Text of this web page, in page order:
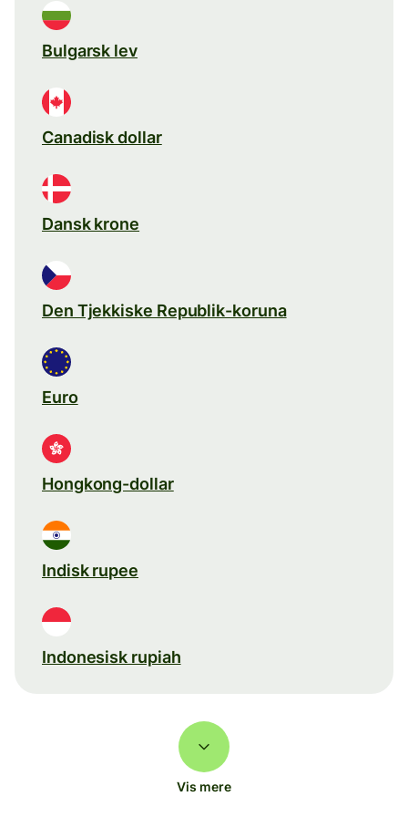
Bulgarsk lev
Canadisk dollar
Dansk krone
Den Tjekkiske Republik-koruna
Euro
Hongkong-dollar
Indisk rupee
Indonesisk rupiah
Vis mere